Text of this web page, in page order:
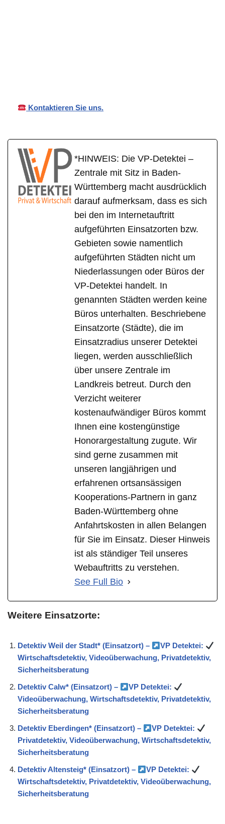
Kontaktieren Sie uns.
*HINWEIS: Die VP-Detektei –
Zentrale mit Sitz in Baden-
Württemberg macht ausdrücklich
darauf aufmerksam, dass es sich
bei den im Internetauftritt
aufgeführten Einsatzorten bzw.
Gebieten sowie namentlich
aufgeführten Städten nicht um
Niederlassungen oder Büros der
VP-Detektei handelt. In
genannten Städten werden keine
Büros unterhalten. Beschriebene
Einsatzorte (Städte), die im
Einsatzradius unserer Detektei
liegen, werden ausschließlich
über unsere Zentrale im
Landkreis betreut. Durch den
Verzicht weiterer
kostenaufwändiger Büros kommt
Ihnen eine kostengünstige
Honorargestaltung zugute. Wir
sind gerne zusammen mit
unseren langjährigen und
erfahrenen ortsansässigen
Kooperations-Partnern in ganz
Baden-Württemberg ohne
Anfahrtskosten in allen Belangen
für Sie im Einsatz. Dieser Hinweis
ist als ständiger Teil unseres
Webauftritts zu verstehen.
See Full Bio
Weitere Einsatzorte:
Detektiv Weil der Stadt* (Einsatzort) –
VP Detektei:
Wirtschaftsdetektiv, Videoüberwachung, Privatdetektiv,
Sicherheitsberatung
Detektiv Calw* (Einsatzort) –
VP Detektei:
Videoüberwachung, Wirtschaftsdetektiv, Privatdetektiv,
Sicherheitsberatung
Detektiv Eberdingen* (Einsatzort) –
VP Detektei:
Privatdetektiv, Videoüberwachung, Wirtschaftsdetektiv,
Sicherheitsberatung
Detektiv Altensteig* (Einsatzort) –
VP Detektei:
Wirtschaftsdetektiv, Privatdetektiv, Videoüberwachung,
Sicherheitsberatung